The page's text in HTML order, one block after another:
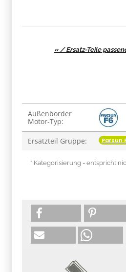
« / Ersatz-Teile
Produkteigenschaft
Wert
Außenborder
Motor-Typ:
Ersatzteil Gruppe: Parsun
* Kategorisierung - entspricht